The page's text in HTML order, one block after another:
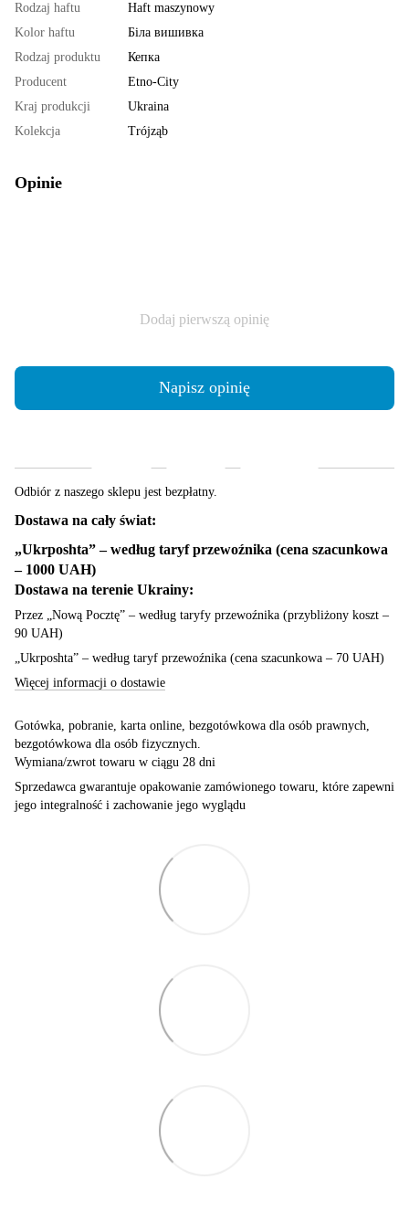
Rodzaj haftu
Haft maszynowy
Kolor haftu
Біла вишивка
Rodzaj produktu
Кепка
Producent
Etno-City
Kraj produkcji
Ukraina
Kolekcja
Trójząb
Opinie
Dodaj pierwszą opinię
Napisz opinię
Odbiór z naszego sklepu jest bezpłatny.
Dostawa na cały świat:
„Ukrposhta” – według taryf przewoźnika (cena szacunkowa
– 1000 UAH)
Dostawa na terenie Ukrainy:
Przez „Nową Pocztę” – według taryfy przewoźnika (przybliżony koszt –
90 UAH)
„Ukrposhta” – według taryf przewoźnika (cena szacunkowa – 70 UAH)
Więcej informacji o dostawie
Gotówka, pobranie, karta online, bezgotówkowa dla osób prawnych,
bezgotówkowa dla osób fizycznych.
Wymiana/zwrot towaru w ciągu 28 dni
Sprzedawca gwarantuje opakowanie zamówionego towaru, które zapewni
jego integralność i zachowanie jego wyglądu